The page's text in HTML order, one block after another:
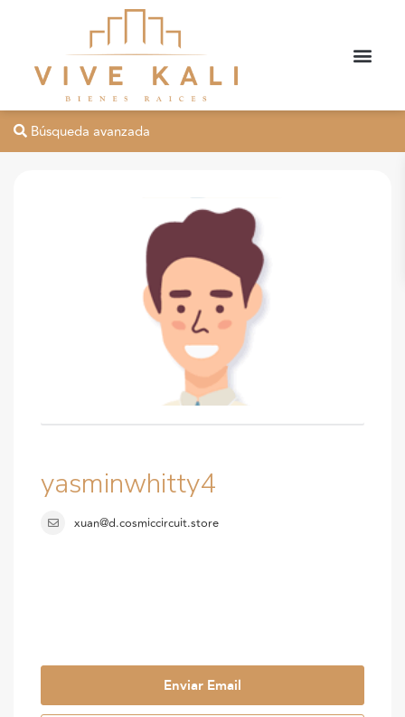
Búsqueda avanzada
yasminwhitty4
xuan@d.cosmiccircuit.store
Enviar Email